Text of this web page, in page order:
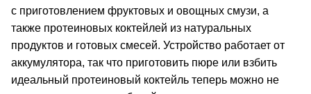
с приготовлением фруктовых и овощных смузи, а
также протеиновых коктейлей из натуральных
продуктов и готовых смесей. Устройство работает от
аккумулятора, так что приготовить пюре или взбить
идеальный протеиновый коктейль теперь можно не